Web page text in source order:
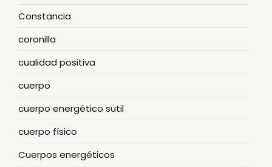
Constancia
coronilla
cualidad positiva
cuerpo
cuerpo energético sutil
cuerpo físico
Cuerpos energéticos